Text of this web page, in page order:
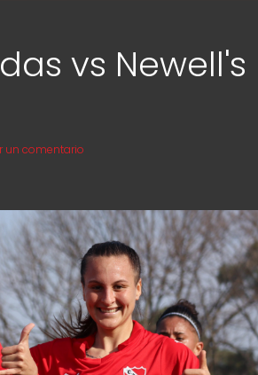
vs Newell's
un comentario